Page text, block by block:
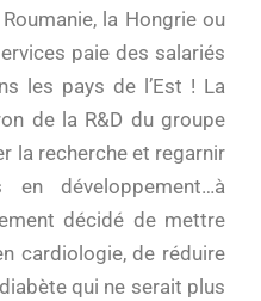
la Hongrie ou
paie des salariés
les pays de l’Est ! La
de la R&D du groupe
la recherche et regarnir
développement…à
décidé de mettre
cardiologie, de réduire
qui ne serait plus